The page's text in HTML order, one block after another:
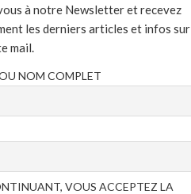
à notre Newsletter et recevez
les derniers articles et infos sur
mail.
NOM COMPLET
VOUS ACCEPTEZ LA